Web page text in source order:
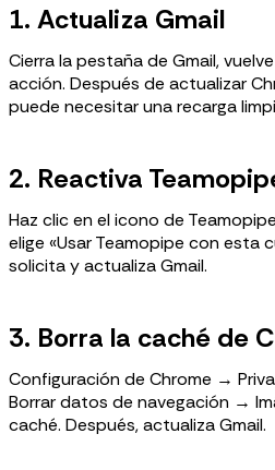
1. Actualiza Gmail
Cierra la pestaña de Gmail,
acción. Después de actualizar
puede necesitar una recarga
2. Reactiva
Haz clic en el icono de
elige «Usar Teamopipe con esta
solicita y actualiza Gmail.
3. Borra la caché de
Configuración de Chrome →
Borrar datos de navegación →
caché. Después, actualiza Gmail.